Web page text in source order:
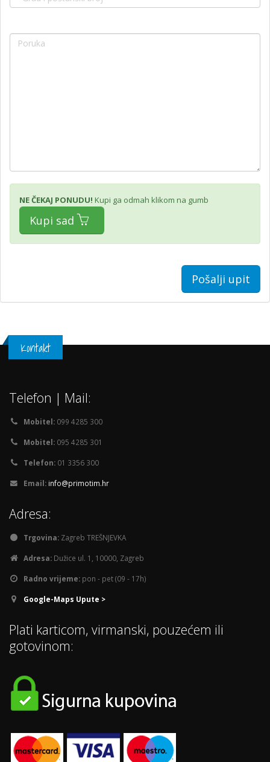
NE ČEKAJ PONUDU! Kupi ga odmah klikom na gumb
Kupi sad
Pošalji upit
Kontakt
Telefon | Mail:
Mobitel: 099 4285 300
Mobitel: 095 4285 301
Telefon: 01 3356 300
Email: info@primotim.hr
Adresa:
Trgovina: Zagreb TREŠNJEVKA
Adresa: Dužice ul. 1, 10000, Zagreb
Radno vrijeme: pon - pet (09 - 17h)
Google-Maps Upute >
Plati karticom, virmanski, pouzećem ili
gotovinom: